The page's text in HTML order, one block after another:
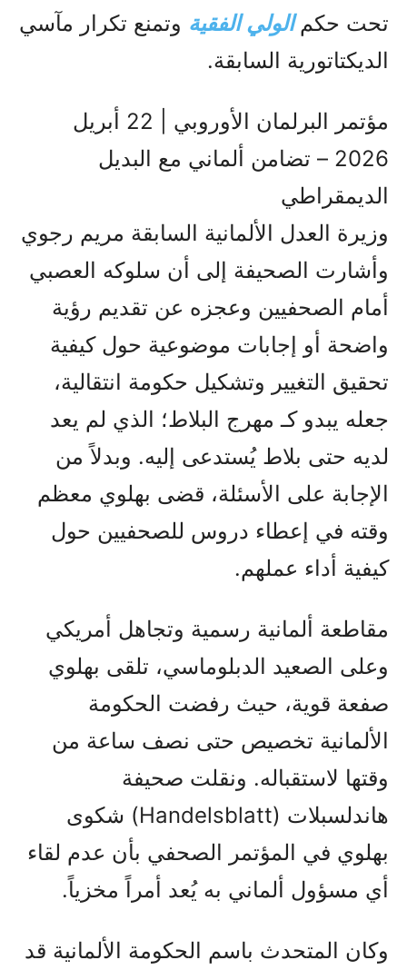
تحت حكمالولي الفقیة وتمنع تكرار مآسي
الديكتاتورية السابقة.
مؤتمر البرلمان الأوروبي | 22 أبريل
2026 – تضامن ألماني مع البديل
الديمقراطي
وزيرة العدل الألمانية السابقة مريم رجوي
وأشارت الصحيفة إلى أن سلوكه العصبي
أمام الصحفيين وعجزه عن تقديم رؤية
واضحة أو إجابات موضوعية حول كيفية
تحقيق التغيير وتشكيل حكومة انتقالية،
جعله يبدو كـ مهرج البلاط؛ الذي لم يعد
لديه حتى بلاط يُستدعى إليه. وبدلاً من
الإجابة على الأسئلة، قضى بهلوي معظم
وقته في إعطاء دروس للصحفيين حول
كيفية أداء عملهم.
مقاطعة ألمانية رسمية وتجاهل أمريكي
وعلى الصعيد الدبلوماسي، تلقى بهلوي
صفعة قوية، حيث رفضت الحكومة
الألمانية تخصيص حتى نصف ساعة من
وقتها لاستقباله. ونقلت صحيفة
هاندلسبلات (Handelsblatt) شكوى
بهلوي في المؤتمر الصحفي بأن عدم لقاء
أي مسؤول ألماني به يُعد أمراً مخزياً.
وكان المتحدث باسم الحكومة الألمانية قد